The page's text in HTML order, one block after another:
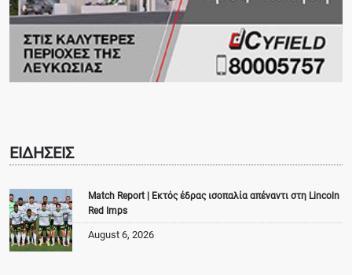
ΕΙΔΗΣΕΙΣ
Match Report | Εκτός έδρας ισοπαλία απέναντι στη Lincoln
Red Imps
August 6, 2026